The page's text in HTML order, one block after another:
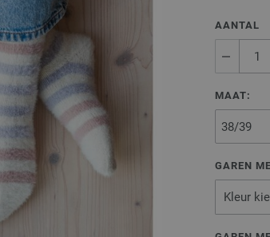
AANTAL
MAAT:
GAREN
Kleur